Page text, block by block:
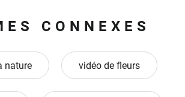
CONNEXES
nature vidéo de fleurs